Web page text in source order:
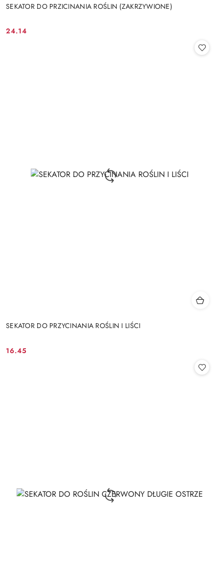
SEKATOR DO PRZICINANIA ROŚLIN (ZAKRZYWIONE)
Cena:
24.14
SEKATOR DO PRZYCINANIA ROŚLIN I LIŚCI
Cena:
16.45